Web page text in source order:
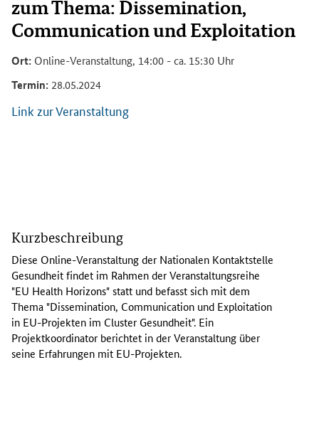
zum Thema: Dissemination,
Communication und Exploitation
Ort: Online-Veranstaltung, 14:00 - ca. 15:30 Uhr
Termin: 28.05.2024
Link zur Veranstaltung
d
e
r
O
n
l
i
n
Kurzbeschreibung
Diese Online-Veranstaltung der Nationalen Kontaktstelle
Gesundheit findet im Rahmen der Veranstaltungsreihe
"EU Health Horizons" statt und befasst sich mit dem
Thema "Dissemination, Communication und Exploitation
in EU-Projekten im Cluster Gesundheit". Ein
Projektkoordinator berichtet in der Veranstaltung über
seine Erfahrungen mit EU-Projekten.